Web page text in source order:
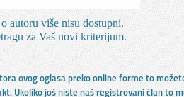
autoru više nisu dostupni.
za Vaš novi kriterijum.
ovog oglasa preko online forme to
Ukoliko još niste naš registrovani član to